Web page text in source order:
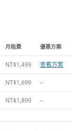
月租費 優惠方案
NT$1,499 查看方案
NT$1,699 –
NT$1,899 –